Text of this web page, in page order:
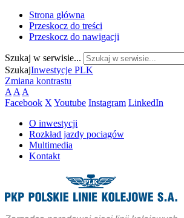
Strona główna
Przeskocz do treści
Przeskocz do nawigacji
Szukaj w serwisie...
SzukajInwestycje PLK
Zmiana kontrastu
A A A
Facebook X Youtube Instagram LinkedIn
O inwestycji
Rozkład jazdy pociągów
Multimedia
Kontakt